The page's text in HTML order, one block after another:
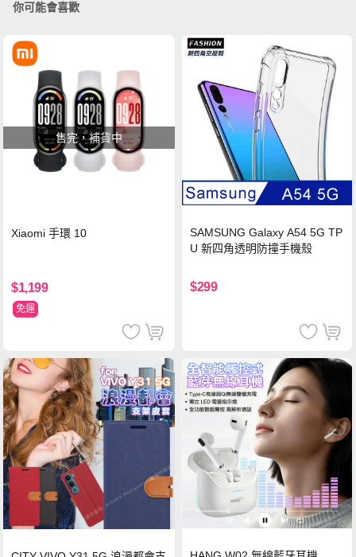
你可能會喜歡
售完，補貨中
Xiaomi 手環 10
$1,199
免運
SAMSUNG Galaxy A54 5G TP
U 新四角透明防撞手機殼
$299